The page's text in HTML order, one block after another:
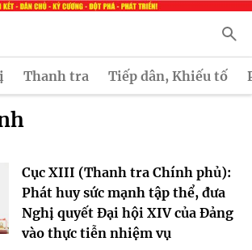
Thanh tra Tiếp dân, Khiếu tố
Cục XIII (Thanh tra Chính phủ):
Phát huy sức mạnh tập thể, đưa
Nghị quyết Đại hội XIV của Đảng
vào thực tiễn nhiệm vụ